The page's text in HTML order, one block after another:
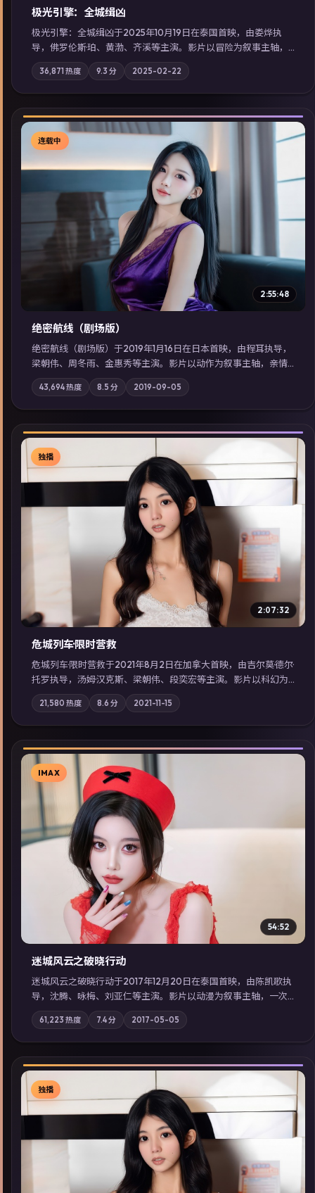
极光引擎：全城缉凶
极光引擎：全城缉凶于2025年10月19日在泰国首映，由娄烨执
导，佛罗伦斯·珀、黄渤、齐溪等主演。影片以冒险为叙事主轴，
记忆碎片重组后，主角发现自己从未活过“真实”的一天；摄影与
配乐强化地域气质；站内亦可通过「国产免费观看高清电视剧在
线看」延展检索同类型高分佳作，畅享高清在线追剧体验。
36,871热度 9.3 分 2025-02-22
▶
连载中
2:55:48
绝密航线（剧场版）
绝密航线（剧场版）于2019年1月16日在日本首映，由程耳执导，
梁朝伟、周冬雨、金惠秀等主演。影片以动作为叙事主轴，亲情
与职责必须在倒计时结束前做出抉择；摄影与配乐强化地域气
质；站内亦可通过「国产免费观看高清电视剧在线看」延展检索
同类型高分佳作，畅享高清在线追剧体验。
43,694热度 8.5 分 2019-09-05
▶
独播
2:07:32
危城列车·限时营救
危城列车·限时营救于2021年8月2日在加拿大首映，由吉尔莫·德尔·
托罗执导，汤姆·汉克斯、梁朝伟、段奕宏等主演。影片以科幻为
叙事主轴，一场意外将众人卷入不可撤回的连锁反应；摄影与配
乐强化地域气质；站内亦可通过「国产免费观看高清电视剧在线
看」延展检索同类型高分佳作，畅享高清在线追剧体验。
21,580 热度 8.6 分 2021-11-15
▶
IMAX
54:52
迷城风云之破晓行动
迷城风云之破晓行动于2017年12月20日在泰国首映，由陈凯歌执
导，沈腾、咏梅、刘亚仁等主演。影片以动漫为叙事主轴，一次
普通通勤演变成全城关注的生死营救；摄影与配乐强化地域气
质；站内亦可通过「国产免费观看高清电视剧在线看」延展检索
同类型高分佳作，畅享高清在线追剧体验。
61,223 热度 7.4分 2017-05-05
▶
独播